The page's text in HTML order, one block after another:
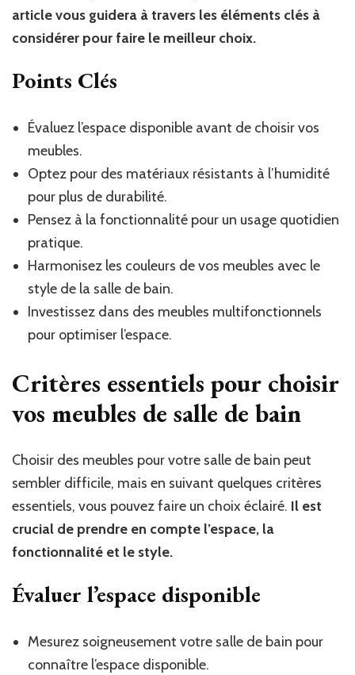
article vous guidera à travers les éléments clés à
considérer pour faire le meilleur choix.
Points Clés
Évaluez l’espace disponible avant de choisir vos
meubles.
Optez pour des matériaux résistants à l’humidité
pour plus de durabilité.
Pensez à la fonctionnalité pour un usage quotidien
pratique.
Harmonisez les couleurs de vos meubles avec le
style de la salle de bain.
Investissez dans des meubles multifonctionnels
pour optimiser l’espace.
Critères essentiels pour choisir
vos meubles de salle de bain
Choisir des meubles pour votre salle de bain peut
sembler difficile, mais en suivant quelques critères
essentiels, vous pouvez faire un choix éclairé. Il est
crucial de prendre en compte l’espace, la
fonctionnalité et le style.
Évaluer l’espace disponible
Mesurez soigneusement votre salle de bain pour
connaître l’espace disponible.